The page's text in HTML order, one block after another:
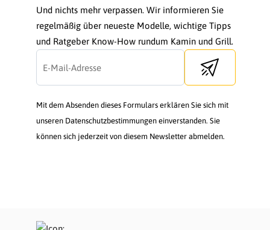
Und nichts mehr verpassen. Wir informieren Sie
regelmäßig über neueste Modelle, wichtige Tipps
und Ratgeber Know-How rundum Kamin und Grill.
Send newsletter
Mit dem Absenden dieses Formulars erklären Sie sich mit
unseren Datenschutzbestimmungen einverstanden. Sie
können sich jederzeit von diesem Newsletter abmelden.